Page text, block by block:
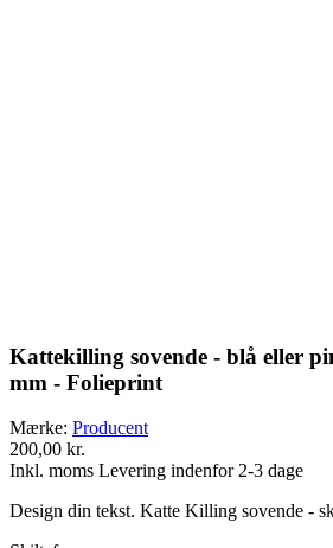
Kattekilling sovende - blå eller
mm - Folieprint
Mærke: Producent
200,00 kr.
Inkl. moms Levering indenfor 2-3 dage
Design din tekst. Katte Killing sovende -